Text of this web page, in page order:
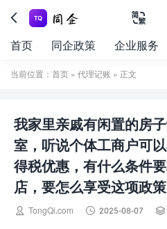
 
首页 同企政策 企业服务
当前位置： 首页 » 代理记账 » 正文
我家里亲戚有闲置的房
室，听说个体工商户可
得税优惠，有什么条件
店，要怎么享受这项政策
 TongQi.com  2025-08-07 